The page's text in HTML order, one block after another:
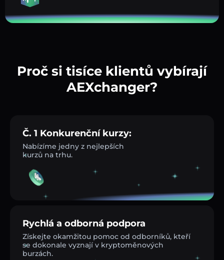
Proč si tisíce klientů vybírají
AEXchanger?
Č. 1 Konkurenční kurzy:
Nabízíme jedny z nejlepších
kurzů na trhu.
Rychlá a odborná podpora
Získejte okamžitou pomoc od odborníků, kteří
se dokonale vyznají v kryptoměnových
burzách.